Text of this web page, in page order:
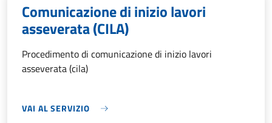
Comunicazione di inizio lavori
asseverata (CILA)
Procedimento di comunicazione di inizio lavori
asseverata (cila)
VAI AL SERVIZIO